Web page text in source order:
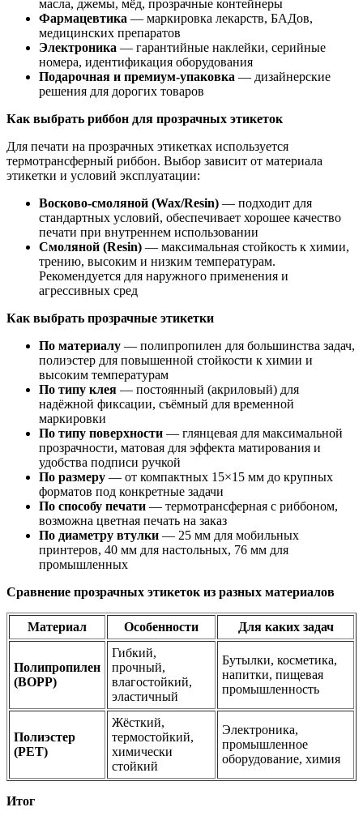
масла, джемы, мёд, прозрачные контейнеры
Фармацевтика — маркировка лекарств, БАДов,
медицинских препаратов
Электроника — гарантийные наклейки, серийные
номера, идентификация оборудования
Подарочная и премиум-упаковка — дизайнерские
решения для дорогих товаров
Как выбрать риббон для прозрачных этикеток
Для печати на прозрачных этикетках используется
термотрансферный риббон. Выбор зависит от материала
этикетки и условий эксплуатации:
Восково-смоляной (Wax/Resin) — подходит для
стандартных условий, обеспечивает хорошее качество
печати при внутреннем использовании
Смоляной (Resin) — максимальная стойкость к химии,
трению, высоким и низким температурам.
Рекомендуется для наружного применения и
агрессивных сред
Как выбрать прозрачные этикетки
По материалу — полипропилен для большинства задач,
полиэстер для повышенной стойкости к химии и
высоким температурам
По типу клея — постоянный (акриловый) для
надёжной фиксации, съёмный для временной
маркировки
По типу поверхности — глянцевая для максимальной
прозрачности, матовая для эффекта матирования и
удобства подписи ручкой
По размеру — от компактных 15×15 мм до крупных
форматов под конкретные задачи
По способу печати — термотрансферная с риббоном,
возможна цветная печать на заказ
По диаметру втулки — 25 мм для мобильных
принтеров, 40 мм для настольных, 76 мм для
промышленных
Сравнение прозрачных этикеток из разных материалов
Материал Особенности Для каких задач
Полипропилен
(BOPP)
Гибкий,
прочный,
влагостойкий,
эластичный
Бутылки, косметика,
напитки, пищевая
промышленность
Полиэстер
(PET)
Жёсткий,
термостойкий,
химически
стойкий
Электроника,
промышленное
оборудование, химия
Итог